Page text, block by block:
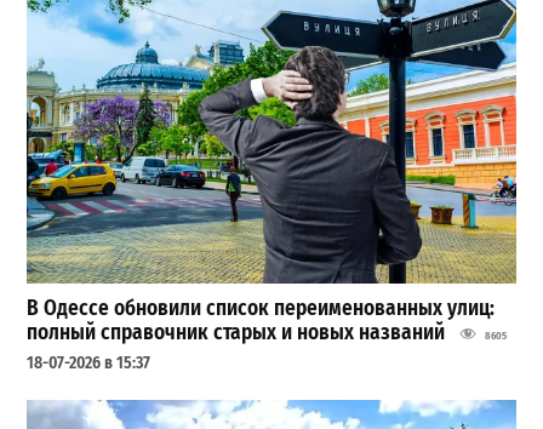
В Одессе обновили список переименованных улиц:
полный справочник старых и новых названий
8605
18-07-2026 в 15:37